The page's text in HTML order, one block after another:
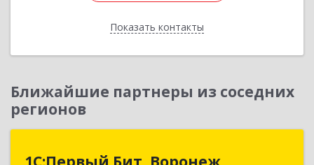
Показать контакты
Назад
Ближайшие партнеры из соседних
регионов
1С:Первый Бит, Воронеж